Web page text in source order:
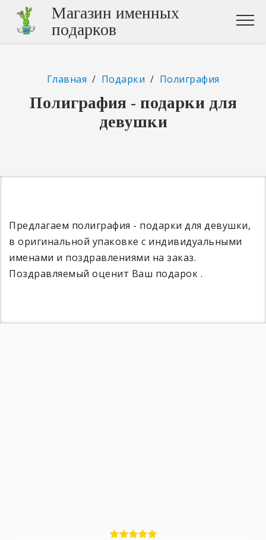
Магазин именных
подарков
Главная / Подарки / Полиграфия
Полиграфия - подарки для
девушки
Предлагаем полиграфия - подарки для девушки,
в оригинальной упаковке с индивидуальными
именами и поздравлениями на заказ.
Поздравляемый оценит Ваш подарок .